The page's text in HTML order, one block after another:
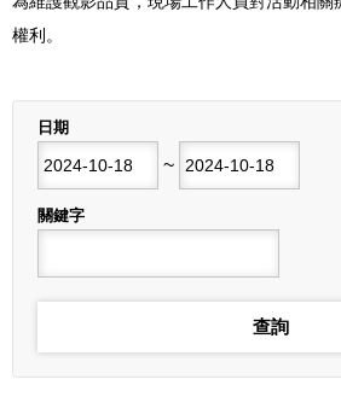
權利。
日期
~
結束日期
關鍵字